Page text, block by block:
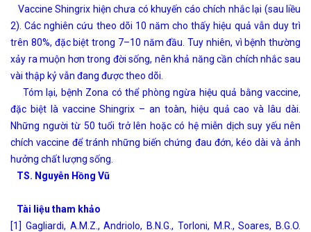
Vaccine Shingrix hiện chưa có khuyến cáo chích nhắc lại (sau liều
2). Các nghiên cứu theo dõi 10 năm cho thấy hiệu quả vẫn duy trì
trên 80%, đặc biệt trong 7–10 năm đầu. Tuy nhiên, vì bệnh thường
xảy ra muộn hơn trong đời sống, nên khả năng cần chích nhắc sau
vài thập kỷ vẫn đang được theo dõi.
Tóm lại, bệnh Zona có thể phòng ngừa hiệu quả bằng vaccine,
đặc biệt là vaccine Shingrix – an toàn, hiệu quả cao và lâu dài.
Những người từ 50 tuổi trở lên hoặc có hệ miễn dịch suy yếu nên
chích vaccine để tránh những biến chứng đau đớn, kéo dài và ảnh
hưởng chất lượng sống.
TS. Nguyễn Hồng Vũ
Tài liệu tham khảo
[1] Gagliardi, A.M.Z., Andriolo, B.N.G., Torloni, M.R., Soares, B.G.O.